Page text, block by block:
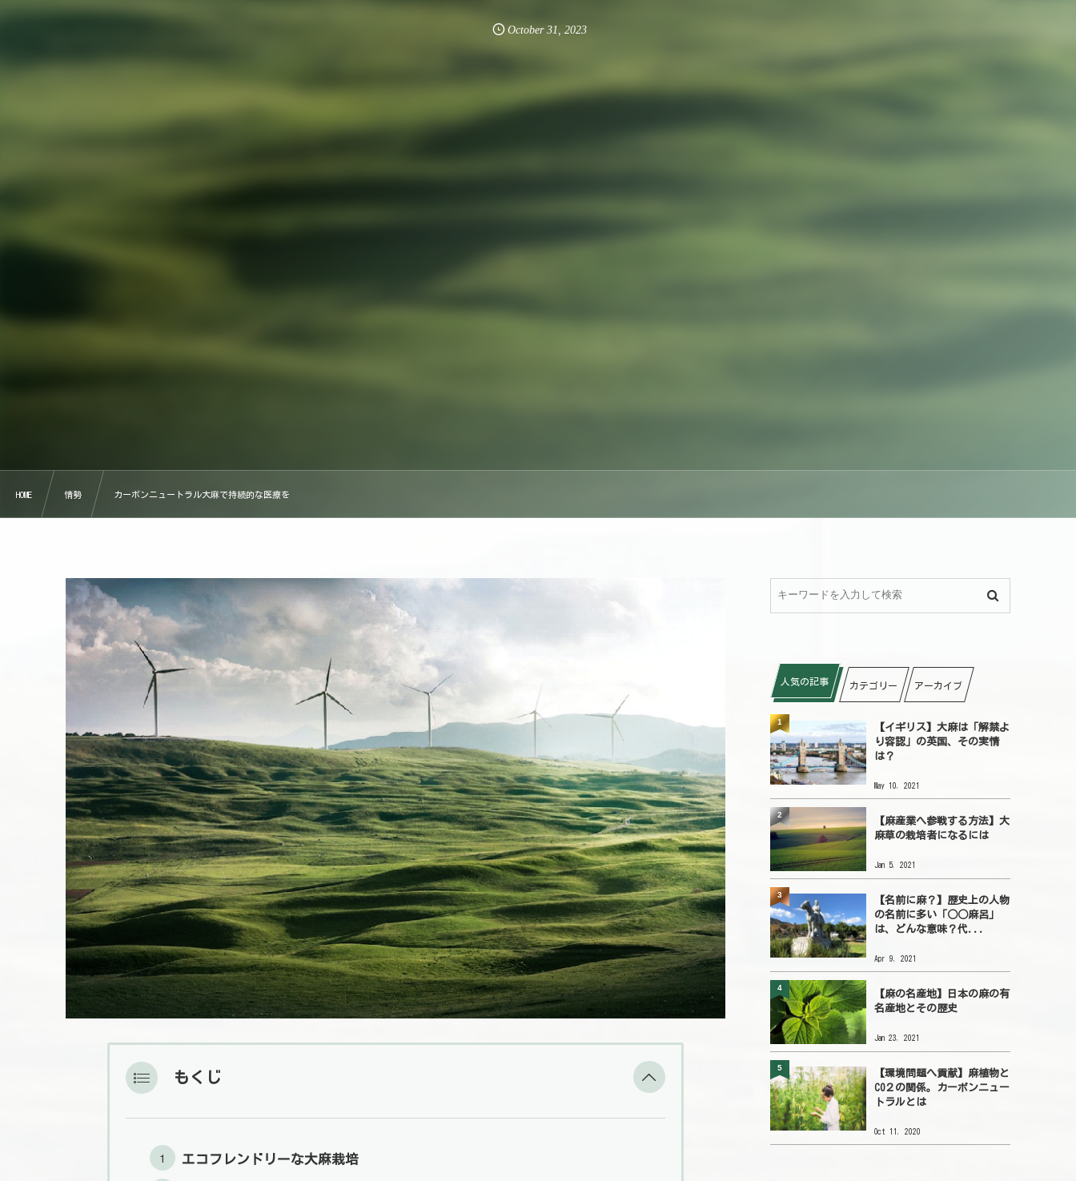
October 31,2023
HOME 情勢 カーボンニュートラル大麻で持続的な医療を
もくじ
エコフレンドリーな大麻栽培
人気の記事 カテゴリー アーカイブ
【イギリス】大麻は「解禁よ
り容認」の英国、その実情
は？
May 10, 2021
1
【麻産業へ参戦する方法】大
麻草の栽培者になるには
Jan 5, 2021
2
【名前に麻？】歴史上の人物
の名前に多い「○○麻呂」
は、どんな意味？代...
Apr 9, 2021
3
【麻の名産地】日本の麻の有
名産地とその歴史
Jan 23, 2021
4
【環境問題へ貢献】麻植物と
CO２の関係。カーボンニュー
トラルとは
Oct 11, 2020
5